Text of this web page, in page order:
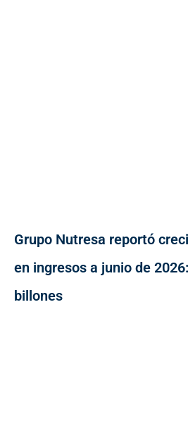
Grupo Nutresa reportó
en ingresos a junio de
billones